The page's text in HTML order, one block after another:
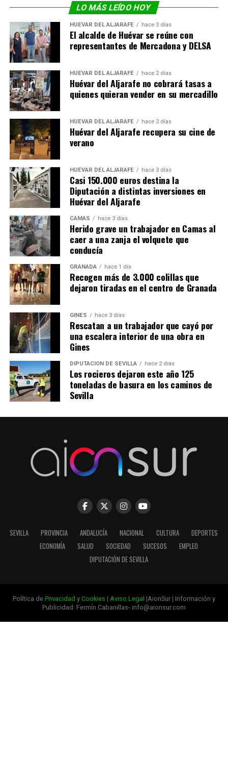
LO MÁS LEÍDO HOY
HUÉVAR DEL ALJARAFE hace 3 días
El alcalde de Huévar se reúne con
representantes de Mercadona y DELSA
HUÉVAR DEL ALJARAFE hace 2 días
Huévar del Aljarafe no cobrará tasas a
quienes quieran vender en su mercadillo
HUÉVAR DEL ALJARAFE hace 2 días
Huévar del Aljarafe recupera su cine de
verano
HUÉVAR DEL ALJARAFE hace 3 días
Casi 150.000 euros destina la
Diputación a distintas inversiones en
Huévar del Aljarafe
CAMAS hace 3 días
Herido grave un trabajador en Camas al
caer a una zanja el volquete que
conducía
GRANADA hace 1 día
Recogen más de 3.000 colillas que
dejaron tiradas en el centro de Granada
GINES hace 3 días
Rescatan a un trabajador que cayó por
una escalera interior de una obra en
Gines
DIPUTACIÓN DE SEVILLA hace 2 días
Los rocieros dejaron este año 125
toneladas de basura en los caminos de
Sevilla
SEVILLA PROVINCIA ANDALUCÍA NACIONAL CULTURA
DEPORTES
ECONOMÍA
SALUD SOCIEDAD SUCESOS
EMPLEO
DIPUTACIÓN DE SEVILLA
Política de Privacidad y Cookies | Aviso Legal |AionSur | Información y
Publicidad: Fermín Cabanillas- info@aionsur.com